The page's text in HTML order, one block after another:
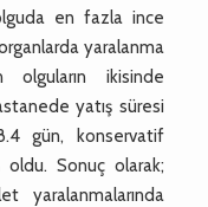
en fazla ince
yaralanma
olguların ikisinde
yatış süresi
gün, konservatif
Sonuç olarak;
yaralanmalarında